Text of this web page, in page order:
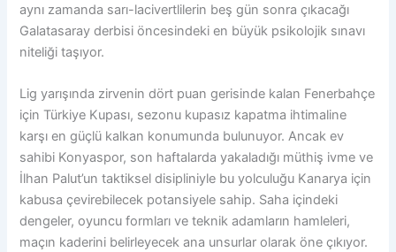
aynı zamanda sarı-lacivertlilerin beş gün sonra çıkacağı
Galatasaray derbisi öncesindeki en büyük psikolojik sınavı
niteliği taşıyor.
Lig yarışında zirvenin dört puan gerisinde kalan Fenerbahçe
için Türkiye Kupası, sezonu kupasız kapatma ihtimaline
karşı en güçlü kalkan konumunda bulunuyor. Ancak ev
sahibi Konyaspor, son haftalarda yakaladığı müthiş ivme ve
İlhan Palut’un taktiksel disipliniyle bu yolculuğu Kanarya için
kabusa çevirebilecek potansiyele sahip. Saha içindeki
dengeler, oyuncu formları ve teknik adamların hamleleri,
maçın kaderini belirleyecek ana unsurlar olarak öne çıkıyor.